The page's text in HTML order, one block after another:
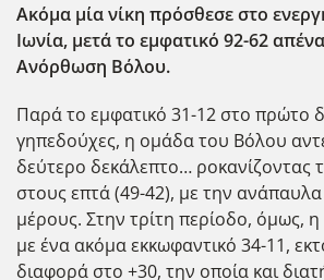
Ακόμα μία νίκη πρόσθεσε στο
Ιωνία, μετά το εμφατικό 92-62
Ανόρθωση Βόλου.
Παρά το εμφατικό 31-12 στο πρώτο
γηπεδούχες, η ομάδα του Βόλου
δεύτερο δεκάλεπτο… ροκανίζοντας
στους επτά (49-42), με την
μέρους. Στην τρίτη περίοδο, όμως,
με ένα ακόμα εκκωφαντικό 34-11,
διαφορά στο +30, την οποία και